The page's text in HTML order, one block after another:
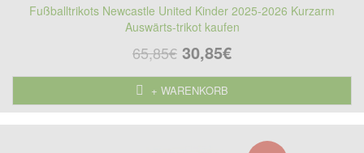
Fußballtrikots Newcastle United Kinder 2025-2026 Kurzarm
Auswärts-trikot kaufen
65,85€ 30,85€
+ WARENKORB